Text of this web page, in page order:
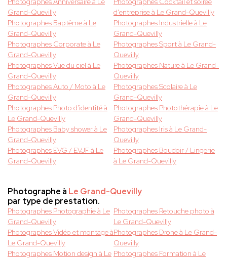
Grand-Quevilly
d'entreprise à Le Grand-Quevilly
Photographes Baptême à Le
Grand-Quevilly
Photographes Industrielle à Le
Grand-Quevilly
Photographes Corporate à Le
Grand-Quevilly
Photographes Sport à Le Grand-
Quevilly
Photographes Vue du ciel à Le
Grand-Quevilly
Photographes Nature à Le Grand-
Quevilly
Photographes Auto / Moto à Le
Grand-Quevilly
Photographes Scolaire à Le
Grand-Quevilly
Photographes Photo d'identité à
Le Grand-Quevilly
Photographes Photothérapie à Le
Grand-Quevilly
Photographes Baby shower à Le
Grand-Quevilly
Photographes Iris à Le Grand-
Quevilly
Photographes EVG / EVJF à Le
Grand-Quevilly
Photographes Boudoir / Lingerie
à Le Grand-Quevilly
Photographe à Le Grand-Quevilly
par type de prestation.
Photographes Photographie à Le
Grand-Quevilly
Photographes Retouche photo à
Le Grand-Quevilly
Photographes Vidéo et montage à
Le Grand-Quevilly
Photographes Drone à Le Grand-
Quevilly
Photographes Motion design à Le Photographes Formation à Le